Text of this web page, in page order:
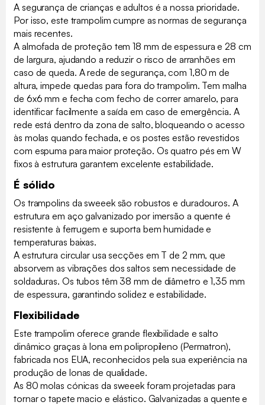
A segurança de crianças e adultos é a nossa prioridade.
Por isso, este trampolim cumpre as normas de segurança
mais recentes.
A almofada de proteção tem 18 mm de espessura e 28 cm
de largura, ajudando a reduzir o risco de arranhões em
caso de queda. A rede de segurança, com 1,80 m de
altura, impede quedas para fora do trampolim. Tem malha
de 6x6 mm e fecha com fecho de correr amarelo, para
identificar facilmente a saída em caso de emergência. A
rede está dentro da zona de salto, bloqueando o acesso
às molas quando fechada, e os postes estão revestidos
com espuma para maior proteção. Os quatro pés em W
fixos à estrutura garantem excelente estabilidade.
É sólido
Os trampolins da sweeek são robustos e duradouros. A
estrutura em aço galvanizado por imersão a quente é
resistente à ferrugem e suporta bem humidade e
temperaturas baixas.
A estrutura circular usa secções em T de 2 mm, que
absorvem as vibrações dos saltos sem necessidade de
soldaduras. Os tubos têm 38 mm de diâmetro e 1,35 mm
de espessura, garantindo solidez e estabilidade.
Flexibilidade
Este trampolim oferece grande flexibilidade e salto
dinâmico graças à lona em polipropileno (Permatron),
fabricada nos EUA, reconhecidos pela sua experiência na
produção de lonas de qualidade.
As 80 molas cónicas da sweeek foram projetadas para
tornar o tapete macio e elástico. Galvanizadas a quente e